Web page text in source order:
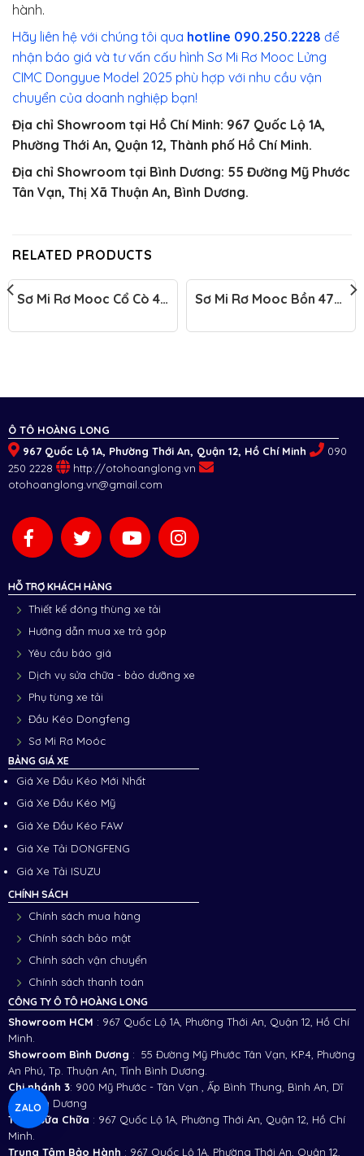
hành.
Hãy liên hệ với chúng tôi qua hotline 090.250.2228 để
nhận báo giá và tư vấn cấu hình Sơ Mi Rơ Mooc Lửng
CIMC Dongyue Model 2025 phù hợp với nhu cầu vận
chuyển của doanh nghiệp bạn!
Địa chỉ Showroom tại Hồ Chí Minh: 967 Quốc Lộ 1A,
Phường Thới An, Quận 12, Thành phố Hồ Chí Minh.
Địa chỉ Showroom tại Bình Dương: 55 Đường Mỹ Phước
Tân Vạn, Thị Xã Thuận An, Bình Dương.
RELATED PRODUCTS
Sơ Mi Rơ Mooc Cổ Cò 45
Mẫu Mới 2025 – Tiêu
Sơ Mi Rơ Mooc Bồn 47
Chở Bụi Thép
Ô TÔ HOÀNG LONG
967 Quốc Lộ 1A, Phường Thới An, Quận 12, Hồ Chí Minh
090
250 2228
http://otohoanglong.vn
otohoanglong.vn@gmail.com
HỖ TRỢ KHÁCH HÀNG
Thiết kế đóng thùng xe tải
Hướng dẫn mua xe trả góp
Yêu cầu báo giá
Dịch vụ sửa chữa - bảo dưỡng xe
Phụ tùng xe tải
Đầu Kéo Dongfeng
Sơ Mi Rơ Moóc
BẢNG GIÁ XE
Giá Xe Đầu Kéo Mới Nhất
Giá Xe Đầu Kéo Mỹ
Giá Xe Đầu Kéo FAW
Giá Xe Tải DONGFENG
Giá Xe Tải ISUZU
CHÍNH SÁCH
Chính sách mua hàng
Chính sách bảo mật
Chính sách vận chuyển
Chính sách thanh toán
CÔNG TY Ô TÔ HOÀNG LONG
Showroom HCM : 967 Quốc Lộ 1A, Phường Thới An, Quận 12, Hồ Chí
Minh.
Showroom Bình Dương : 55 Đường Mỹ Phước Tân Vạn, KP.4, Phường
An Phú, Tp. Thuận An, Tỉnh Bình Dương.
Chi nhánh 3: 900 Mỹ Phước - Tân Vạn , Ấp Bình Thung, Bình An, Dĩ
An, Bình Dương
Trạm Sữa Chữa : 967 Quốc Lộ 1A, Phường Thới An, Quận 12, Hồ Chí
Minh.
Trung Tâm Bảo Hành : 967 Quốc Lộ 1A, Phường Thới An, Quận 12,
ZALO